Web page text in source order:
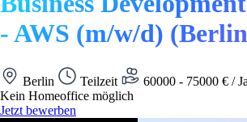
- AWS (m/w/d)
Berlin Teilzeit
60000 - 75000 € /
Kein Homeoffice möglich
Jetzt bewerben